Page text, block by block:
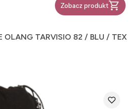
Zobacz produkt
OLANG TARVISIO 82 / BLU / TEX